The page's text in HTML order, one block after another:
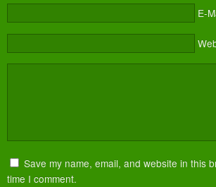
E-
Save my name, email, and website in this
time I comment.